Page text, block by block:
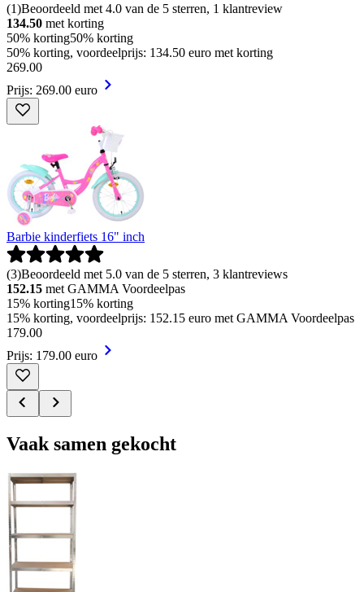
(1)Beoordeeld met 4.0 van de 5 sterren, 1 klantreview
134.50 met korting
50% korting50% korting
50% korting, voordeelprijs: 134.50 euro met korting
269.00
Prijs: 269.00 euro
Barbie kinderfiets 16" inch
(3)Beoordeeld met 5.0 van de 5 sterren, 3 klantreviews
152.15 met GAMMA Voordeelpas
15% korting15% korting
15% korting, voordeelprijs: 152.15 euro met GAMMA Voordeelpas
179.00
Prijs: 179.00 euro
Vaak samen gekocht